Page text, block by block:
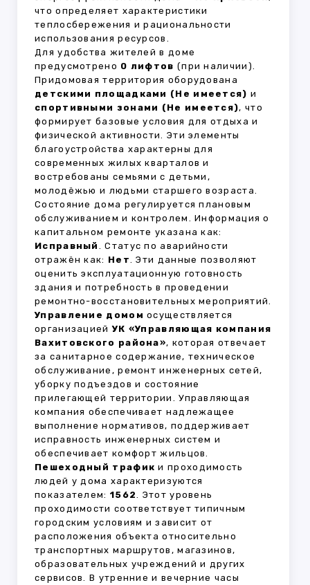
что определяет характеристики
теплосбережения и рациональности
использования ресурсов.
Для удобства жителей в доме
предусмотрено 0 лифтов (при наличии).
Придомовая территория оборудована
детскими площадками (Не имеется) и
спортивными зонами (Не имеется), что
формирует базовые условия для отдыха и
физической активности. Эти элементы
благоустройства характерны для
современных жилых кварталов и
востребованы семьями с детьми,
молодёжью и людьми старшего возраста.
Состояние дома регулируется плановым
обслуживанием и контролем. Информация о
капитальном ремонте указана как:
Исправный . Статус по аварийности
отражён как: Нет. Эти данные позволяют
оценить эксплуатационную готовность
здания и потребность в проведении
ремонтно-восстановительных мероприятий.
Управление домом осуществляется
организациейУК «Управляющая компания
Вахитовского района», которая отвечает
за санитарное содержание, техническое
обслуживание, ремонт инженерных сетей,
уборку подъездов и состояние
прилегающей территории. Управляющая
компания обеспечивает надлежащее
выполнение нормативов, поддерживает
исправность инженерных систем и
обеспечивает комфорт жильцов.
Пешеходный трафик и проходимость
людей у дома характеризуются
показателем: 1562. Этот уровень
проходимости соответствует типичным
городским условиям и зависит от
расположения объекта относительно
транспортных маршрутов, магазинов,
образовательных учреждений и других
сервисов. В утренние и вечерние часы